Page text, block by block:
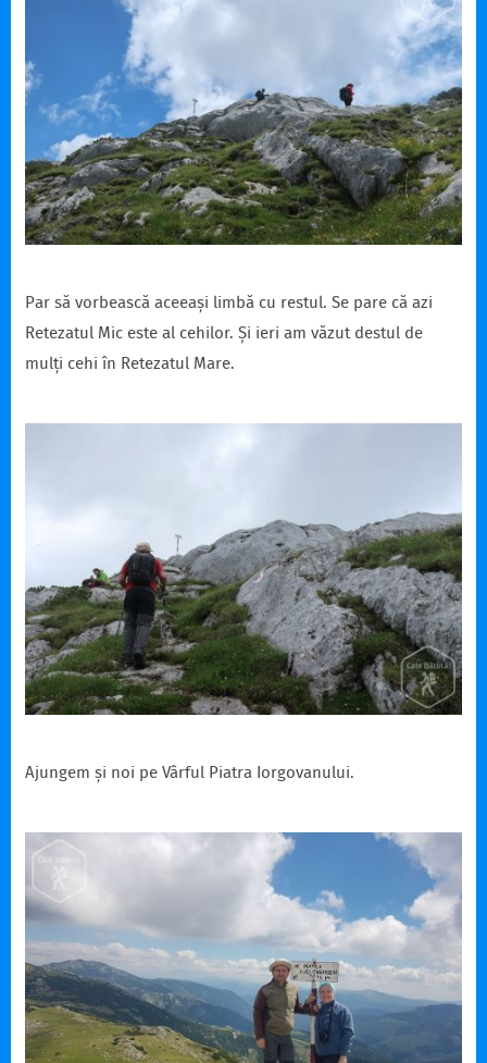
Par să vorbească aceeași limbă cu restul. Se pare că azi
Retezatul Mic este al cehilor. Și ieri am văzut destul de
mulți cehi în Retezatul Mare.
Ajungem și noi pe Vârful Piatra Iorgovanului.